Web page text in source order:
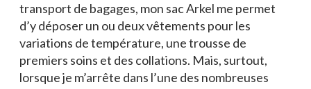
transport de bagages, mon sac Arkel me permet
d’y déposer un ou deux vêtements pour les
variations de température, une trousse de
premiers soins et des collations. Mais, surtout,
lorsque je m’arrête dans l’une des nombreuses